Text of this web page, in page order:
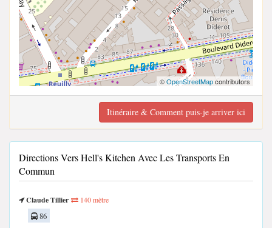
©OpenStreetMapcontributors
Itinéraire & Comment puis-je arriver ici
Directions Vers Hell's Kitchen Avec Les Transports En
Commun
Claude Tillier 140 mètre
86